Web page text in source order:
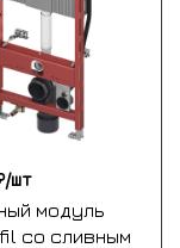
шт
модуль
со сливным